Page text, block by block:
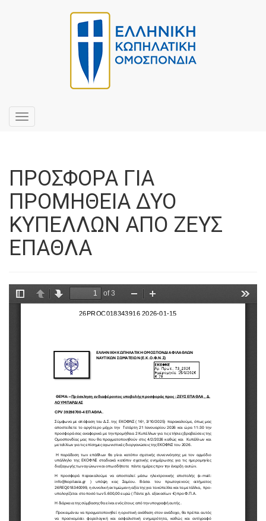
Toggle
navigation
ΠΡΟΣΦΟΡΑ ΓΙΑ
ΠΡΟΜΗΘΕΙΑ ΔΥΟ
ΚΥΠΕΛΛΩΝ ΑΠΟ ΖΕΥΣ
ΕΠΑΘΛΑ